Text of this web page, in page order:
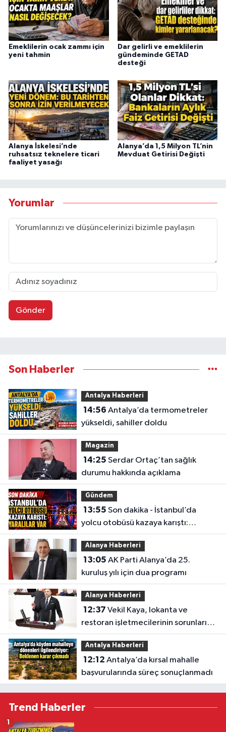
Emeklilerin ocak zammı için
yeni tahmin
Dar gelirli ve emeklilerin
gündeminde GETAD
desteği
Alanya İskelesi’nde
ruhsatsız teknelere ticari
faaliyet yasağı
Alanya’da 1,5 Milyon TL’nin
Mevduat Getirisi Değişti
Yorumlar
Gönder
Son Haberler
Antalya Haberleri
14:56
yükseldi, sahiller doldu
Magazin
14:25
durumu hakkında açıklama
Gündem
13:55
yolcu otobüsü kazaya karıştı:
Yaralılar var
Alanya Haberleri
13:05
kuruluş yılı için dua programı
Alanya Haberleri
12:37
restoran işletmecilerinin sorunlarını
TBMM’ye taşıdı
Antalya Haberleri
12:12
başvurularında süreç sonuçlanmadı
Trend Haberler
1